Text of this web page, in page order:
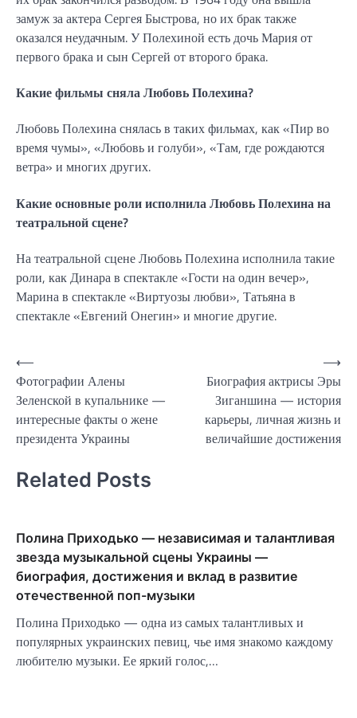
замуж за актера Сергея Быстрова, но их брак также
оказался неудачным. У Полехиной есть дочь Мария от
первого брака и сын Сергей от второго брака.
Какие фильмы сняла Любовь Полехина?
Любовь Полехина снялась в таких фильмах, как «Пир во
время чумы», «Любовь и голуби», «Там, где рождаются
ветра» и многих других.
Какие основные роли исполнила Любовь Полехина на
театральной сцене?
На театральной сцене Любовь Полехина исполнила такие
роли, как Динара в спектакле «Гости на один вечер»,
Марина в спектакле «Виртуозы любви», Татьяна в
спектакле «Евгений Онегин» и многие другие.
Навигация
по
записям
⟵
Фотографии Алены
Зеленской в купальнике —
интересные факты о жене
президента Украины
Биография актрисы Эры
Зиганшина — история
карьеры, личная жизнь и
величайшие достижения
⟶
Related Posts
Полина Приходько — независимая и талантливая
звезда музыкальной сцены Украины —
биография, достижения и вклад в развитие
отечественной поп-музыки
Полина Приходько — одна из самых талантливых и
популярных украинских певиц, чье имя знакомо каждому
любителю музыки. Ее яркий голос,…